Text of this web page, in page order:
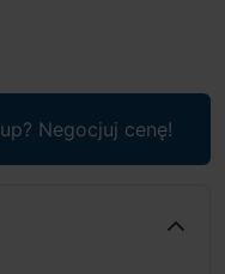
Negocjuj cenę!